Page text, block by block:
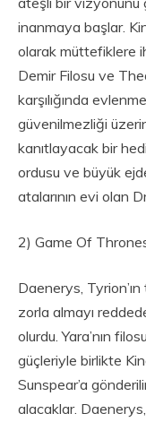
inanmaya başlar.
olarak müttefiklere
Demir Filosu ve
karşılığında
güvenilmezliği
kanıtlayacak bir
ordusu ve büyük
atalarının evi olan
2) Game Of
Daenerys,
zorla almayı
olurdu. Yara’nın
güçleriyle birlikte
Sunspear’a
alacaklar.